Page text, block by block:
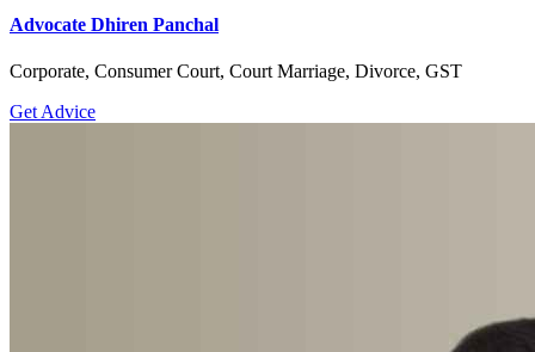
Advocate Dhiren Panchal
Corporate, Consumer Court, Court Marriage, Divorce, GST
Get Advice